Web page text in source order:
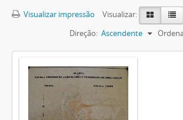
Visualizar impressão
Visualizar:
Direção: Ascendente